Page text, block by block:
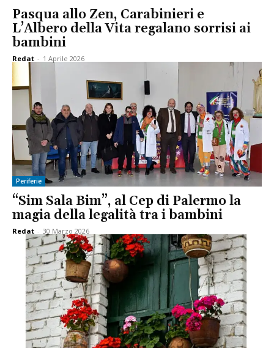
Pasqua allo Zen, Carabinieri e
L’Albero della Vita regalano sorrisi ai
bambini
Redat - 1 Aprile 2026
Periferie
“Sim Sala Bim”, al Cep di Palermo la
magia della legalità tra i bambini
Redat - 30 Marzo 2026